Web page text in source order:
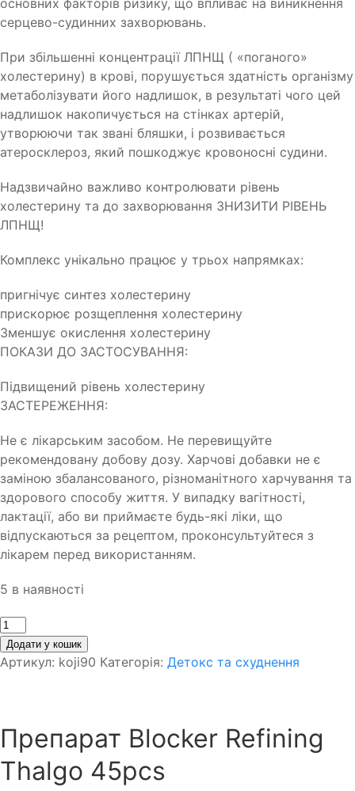
серцево-судинних захворювань.
При збільшенні концентрації ЛПНЩ ( «поганого»
холестерину) в крові, порушується здатність організму
метаболізувати його надлишок, в результаті чого цей
надлишок накопичується на стінках артерій,
утворюючи так звані бляшки, і розвивається
атеросклероз, який пошкоджує кровоносні судини.
Надзвичайно важливо контролювати рівень
холестерину та до захворювання ЗНИЗИТИ РІВЕНЬ
ЛПНЩ!
Комплекс унікально працює у трьох напрямках:
пригнічує синтез холестерину
прискорює розщеплення холестерину
Зменшує окислення холестерину
ПОКАЗИ ДО ЗАСТОСУВАННЯ:
Підвищений рівень холестерину
ЗАСТЕРЕЖЕННЯ:
Не є лікарським засобом. Не перевищуйте
рекомендовану добову дозу. Харчові добавки не є
заміною збалансованого, різноманітного харчування та
здорового способу життя. У випадку вагітності,
лактації, або ви приймаєте будь-які ліки, що
відпускаються за рецептом, проконсультуйтеся з
лікарем перед використанням.
5 в наявності
Кількість
Додати у кошик
Артикул: koji90 Категорія: Детокс та схуднення
Препарат Blocker Refining
Thalgo 45pcs